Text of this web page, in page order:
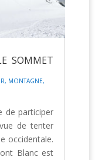
SOMMET
, MONTAGNE,
de participer
de tenter
occidentale.
Blanc est